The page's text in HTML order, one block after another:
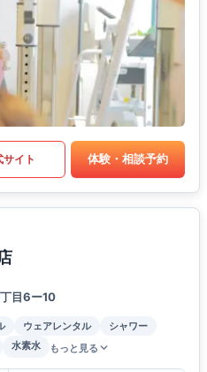
サイト 体験・相談予約
目6ー10
ウェアレンタル
シャワー
水素水 もっと見る